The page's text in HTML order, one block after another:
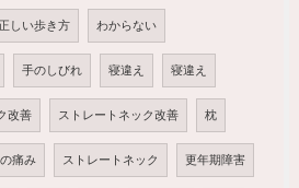
正しい歩き方 わからない
手のしびれ 寝違え 寝違え
改善 ストレートネック改善 枕
痛み ストレートネック 更年期障害